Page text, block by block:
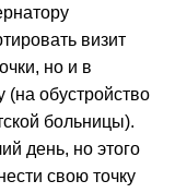
визит
но и в
обустройство
больницы).
день, но этого
свою точку